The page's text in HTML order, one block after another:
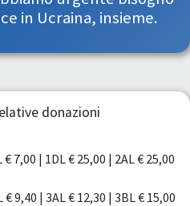
in Ucraina, insieme.
donazioni
7,00 | 1DL € 25,00 | 2AL € 25,00
9,40 | 3AL € 12,30 | 3BL € 15,00